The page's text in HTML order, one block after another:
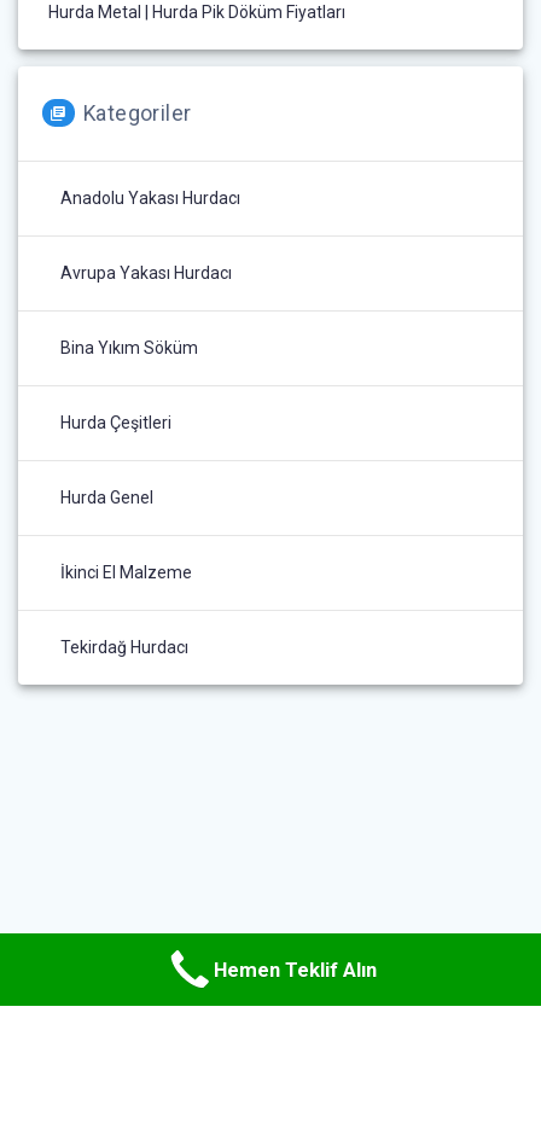
Hurda Metal | Hurda Pik Döküm Fiyatları
Kategoriler
Anadolu Yakası Hurdacı
Avrupa Yakası Hurdacı
Bina Yıkım Söküm
Hurda Çeşitleri
Hurda Genel
İkinci El Malzeme
Tekirdağ Hurdacı
Hemen Teklif Alın